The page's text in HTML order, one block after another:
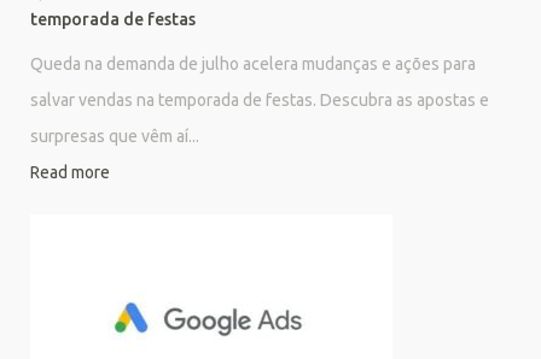
temporada de festas
Queda na demanda de julho acelera mudanças e ações para
salvar vendas na temporada de festas. Descubra as apostas e
surpresas que vêm aí...
Read more